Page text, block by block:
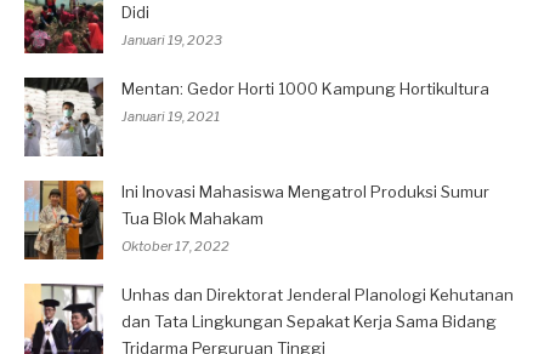
Didi
Januari 19, 2023
Mentan: Gedor Horti 1000 Kampung Hortikultura
Januari 19, 2021
Ini Inovasi Mahasiswa Mengatrol Produksi Sumur
Tua Blok Mahakam
Oktober 17, 2022
Unhas dan Direktorat Jenderal Planologi Kehutanan
dan Tata Lingkungan Sepakat Kerja Sama Bidang
Tridarma Perguruan Tinggi